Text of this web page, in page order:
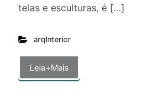
telas e esculturas, é […]
arqInterior
Leia+Mais